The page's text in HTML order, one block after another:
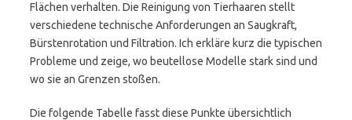
Flächen verhalten. Die Reinigung von Tierhaaren stellt
verschiedene technische Anforderungen an Saugkraft,
Bürstenrotation und Filtration. Ich erkläre kurz die typischen
Probleme und zeige, wo beutellose Modelle stark sind und
wo sie an Grenzen stoßen.
Die folgende Tabelle fasst diese Punkte übersichtlich